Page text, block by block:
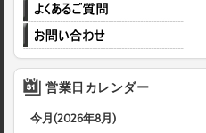
営業日カレンダー
今月(2026年8月)